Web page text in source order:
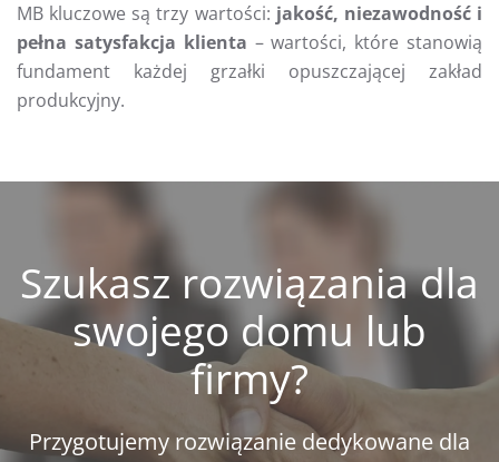
MB kluczowe są trzy wartości: jakość, niezawodność i
pełna satysfakcja klienta – wartości, które stanowią
fundament każdej grzałki opuszczającej zakład
produkcyjny.
Szukasz rozwiązania dla
swojego domu lub
firmy?
Przygotujemy rozwiązanie dedykowane dla